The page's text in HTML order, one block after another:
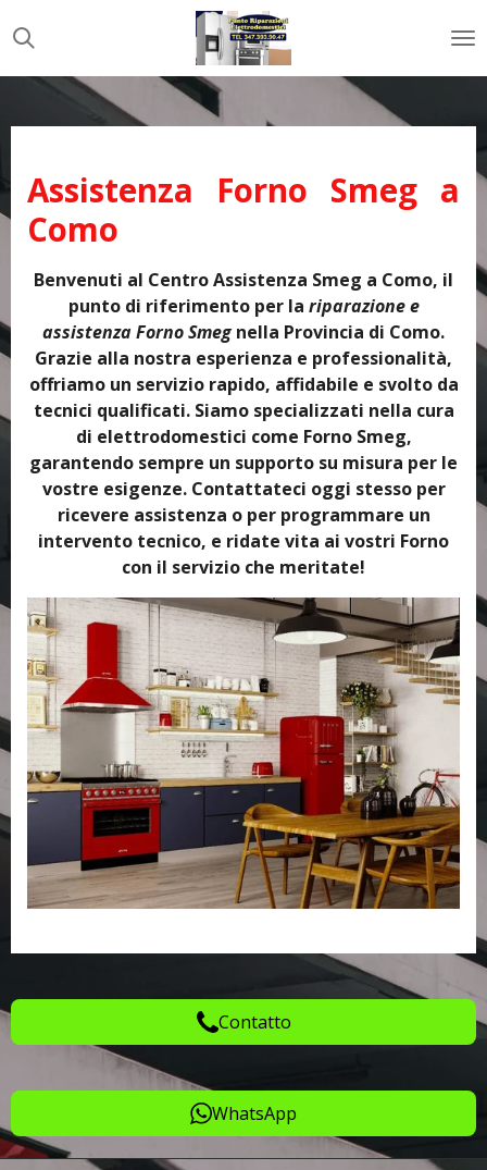
al
contenuto
Assistenza Forno Smeg a
Como
Benvenuti al Centro Assistenza Smeg a Como, il
punto di riferimento per la riparazione e
assistenza Forno Smegnella Provincia di Como.
Grazie alla nostra esperienza e professionalità,
offriamo un servizio rapido, affidabile e svolto da
tecnici qualificati. Siamo specializzati nella cura
di elettrodomestici come Forno Smeg,
garantendo sempre un supporto su misura per le
vostre esigenze. Contattateci oggi stesso per
ricevere assistenza o per programmare un
intervento tecnico, e ridate vita ai vostri Forno
con il servizio che meritate!
Contatto
WhatsApp